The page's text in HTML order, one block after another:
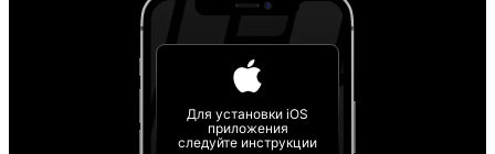
Для установки iOS
приложения
следуйте инструкции